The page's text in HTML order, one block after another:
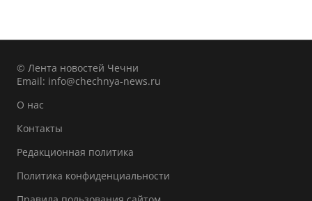
© Лента новостей Чечни
Email: info@chechnya-news.ru
О нас
Контакты
Редакционная политика
Политика конфиденциальности